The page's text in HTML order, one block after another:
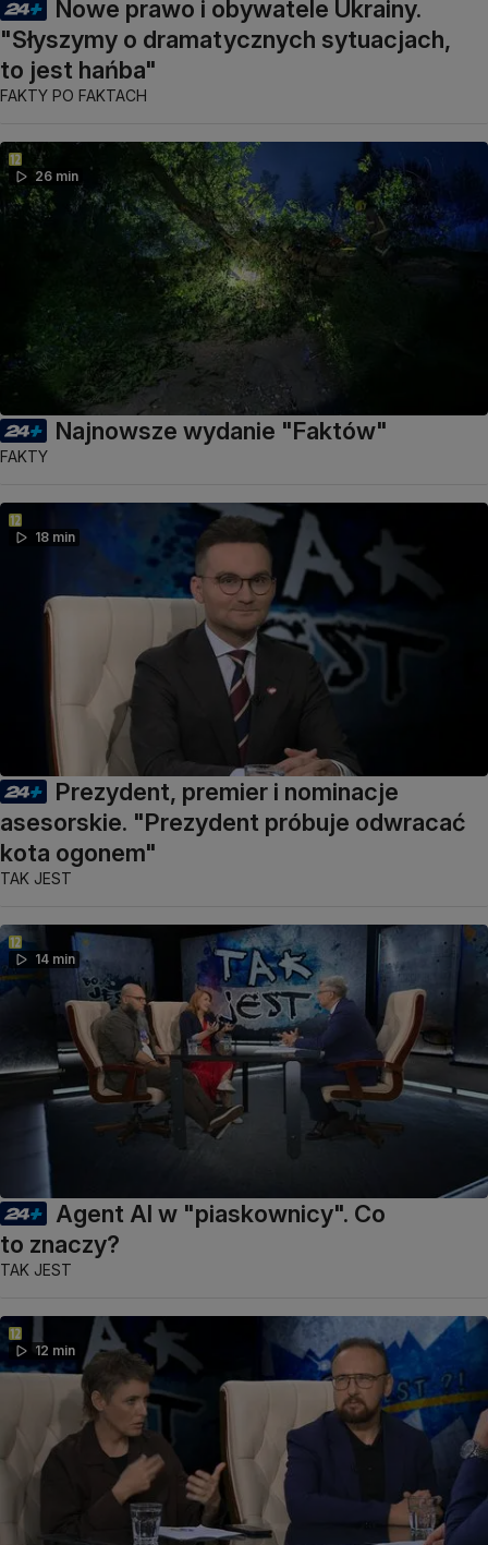
Nowe prawo i obywatele Ukrainy.
"Słyszymy o dramatycznych sytuacjach,
to jest hańba"
FAKTY PO FAKTACH
26 min
Najnowsze wydanie "Faktów"
FAKTY
18 min
Prezydent, premier i nominacje
asesorskie. "Prezydent próbuje odwracać
kota ogonem"
TAK JEST
14 min
Agent AI w "piaskownicy". Co
to znaczy?
TAK JEST
12 min